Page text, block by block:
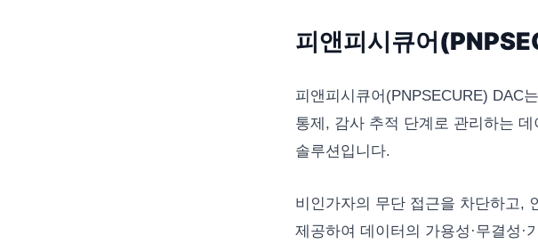
피앤피시큐어
피앤피시큐어(PNPSECURE) DAC
통제, 감사 추적 단계로 관리하는
솔루션입니다.
비인가자의 무단 접근을 차단하고,
제공하여 데이터의 가용성·무결성·